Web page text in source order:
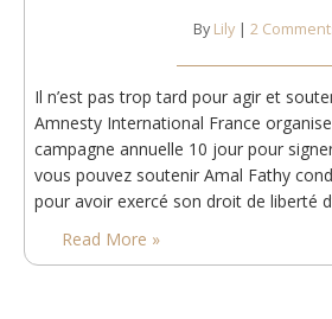
By Lily | 2
Il n’est pas trop tard pour agir et
Amnesty International France
campagne annuelle 10 jour pour
vous pouvez soutenir Amal Fathy
pour avoir exercé son droit de liberté
peine de mort, Nonhle Mbuthuma qui
Read More »